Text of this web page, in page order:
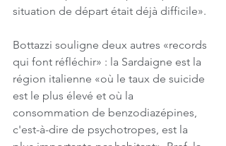
situation de départ était déjà difficile».
Bottazzi souligne deux autres «records
qui font réfléchir» : la Sardaigne est la
région italienne «où le taux de suicide
est le plus élevé et où la
consommation de benzodiazépines,
c'est-à-dire de psychotropes, est la